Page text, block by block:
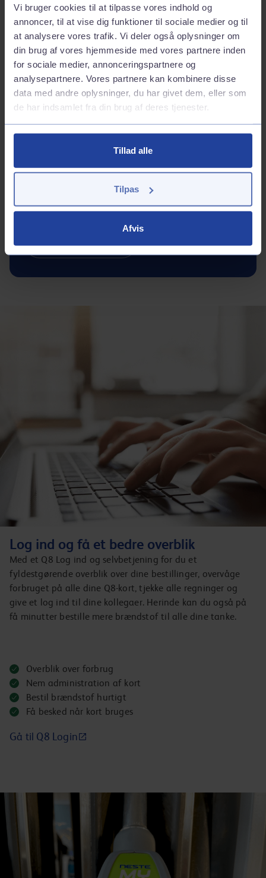
Vi bruger cookies til at tilpasse vores indhold og
annoncer, til at vise dig funktioner til sociale medier og til
at analysere vores trafik. Vi deler også oplysninger om
din brug af vores hjemmeside med vores partnere inden
for sociale medier, annonceringspartnere og
analysepartnere. Vores partnere kan kombinere disse
data med andre oplysninger, du har givet dem, eller som
de har indsamlet fra din brug af deres tjenester.
Tillad alle
Tilpas
Afvis
Shell Express stationer i hele landet. Du kan også bruge
kortet på en af de mange OKQ8 stationer i Sverige.
Bestil erhvervskort
Hold dig opdateret
viden, gode råd og opdateringer, der gør det
nemmere at drive din forretning i hverdagen. Vi
kender din branche – og vi tilpasser selvfølgelig
Tilmeld dig her
Log ind og få et bedre overblik
Med et Q8 Log ind og selvbetjening for du et
fyldestgørende overblik over dine bestillinger, overvåge
forbruget på alle dine Q8-kort, tjekke alle regninger og
give et log ind til dine kollegaer. Herinde kan du også på
få minutter bestille mere brændstof til alle dine tanke.
Overblik over forbrug
Nem administration af kort
Bestil brændstof hurtigt
Få besked når kort bruges
Gå til Q8 Login